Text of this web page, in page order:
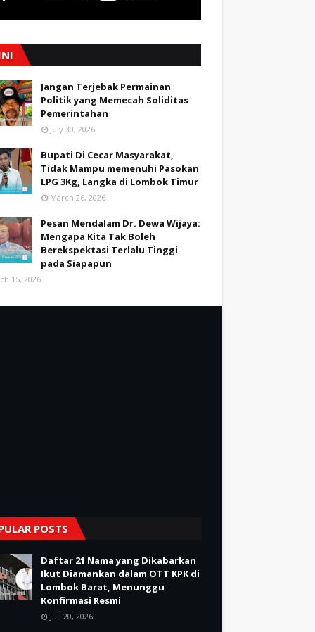
Jangan Terjebak Permainan
Politik yang Memecah Soliditas
Pemerintahan
July 30, 2026
Bupati Di Cecar Masyarakat,
Tidak Mampu memenuhi Pasokan
LPG 3Kg, Langka di Lombok Timur
March 26, 2026
Pesan Mendalam Dr. Dewa Wijaya:
Mengapa Kita Tak Boleh
Berekspektasi Terlalu Tinggi
pada Siapapun
15, 2026
POSTS
Daftar 21 Nama yang Dikabarkan
Ikut Diamankan dalam OTT KPK di
Lombok Barat, Menunggu
Konfirmasi Resmi
Juli 20, 2026